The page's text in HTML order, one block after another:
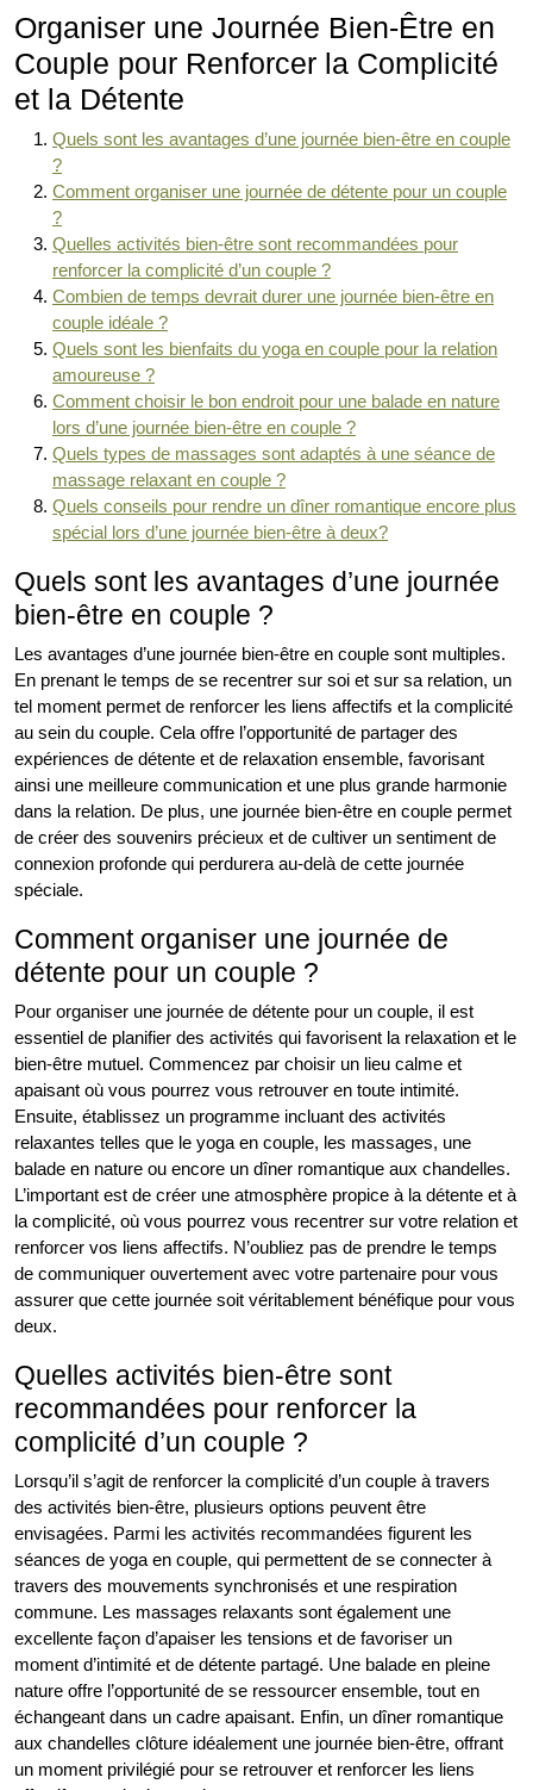
Organiser une Journée Bien-Être en
Couple pour Renforcer la Complicité
et la Détente
Quels sont les avantages d’une journée bien-être en couple
?
Comment organiser une journée de détente pour un couple
?
Quelles activités bien-être sont recommandées pour
renforcer la complicité d’un couple ?
Combien de temps devrait durer une journée bien-être en
couple idéale ?
Quels sont les bienfaits du yoga en couple pour la relation
amoureuse ?
Comment choisir le bon endroit pour une balade en nature
lors d’une journée bien-être en couple ?
Quels types de massages sont adaptés à une séance de
massage relaxant en couple ?
Quels conseils pour rendre un dîner romantique encore plus
spécial lors d’une journée bien-être à deux?
Quels sont les avantages d’une journée
bien-être en couple ?
Les avantages d’une journée bien-être en couple sont multiples.
En prenant le temps de se recentrer sur soi et sur sa relation, un
tel moment permet de renforcer les liens affectifs et la complicité
au sein du couple. Cela offre l’opportunité de partager des
expériences de détente et de relaxation ensemble, favorisant
ainsi une meilleure communication et une plus grande harmonie
dans la relation. De plus, une journée bien-être en couple permet
de créer des souvenirs précieux et de cultiver un sentiment de
connexion profonde qui perdurera au-delà de cette journée
spéciale.
Comment organiser une journée de
détente pour un couple ?
Pour organiser une journée de détente pour un couple, il est
essentiel de planifier des activités qui favorisent la relaxation et le
bien-être mutuel. Commencez par choisir un lieu calme et
apaisant où vous pourrez vous retrouver en toute intimité.
Ensuite, établissez un programme incluant des activités
relaxantes telles que le yoga en couple, les massages, une
balade en nature ou encore un dîner romantique aux chandelles.
L’important est de créer une atmosphère propice à la détente et à
la complicité, où vous pourrez vous recentrer sur votre relation et
renforcer vos liens affectifs. N’oubliez pas de prendre le temps
de communiquer ouvertement avec votre partenaire pour vous
assurer que cette journée soit véritablement bénéfique pour vous
deux.
Quelles activités bien-être sont
recommandées pour renforcer la
complicité d’un couple ?
Lorsqu’il s’agit de renforcer la complicité d’un couple à travers
des activités bien-être, plusieurs options peuvent être
envisagées. Parmi les activités recommandées figurent les
séances de yoga en couple, qui permettent de se connecter à
travers des mouvements synchronisés et une respiration
commune. Les massages relaxants sont également une
excellente façon d’apaiser les tensions et de favoriser un
moment d’intimité et de détente partagé. Une balade en pleine
nature offre l’opportunité de se ressourcer ensemble, tout en
échangeant dans un cadre apaisant. Enfin, un dîner romantique
aux chandelles clôture idéalement une journée bien-être, offrant
un moment privilégié pour se retrouver et renforcer les liens